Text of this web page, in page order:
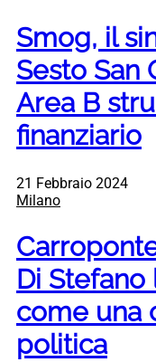
Smog, il
Sesto San
Area B
finanziario
21 Febbraio 2024
Milano
Di
come una
politica